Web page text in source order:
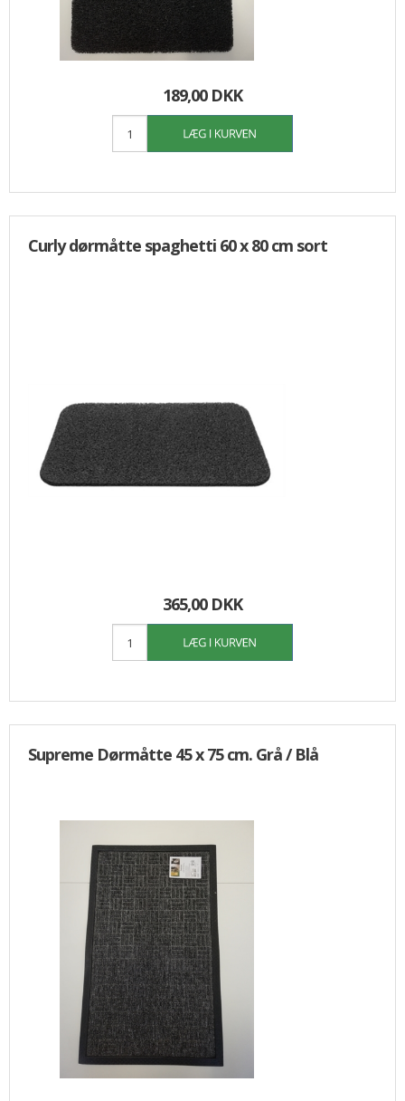
189,00 DKK
Curly dørmåtte spaghetti 60 x 80 cm sort
365,00 DKK
Supreme Dørmåtte 45 x 75 cm. Grå / Blå